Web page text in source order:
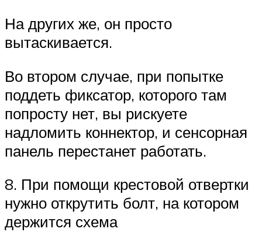
На других же, он просто
вытаскивается.
Во втором случае, при попытке
поддеть фиксатор, которого там
попросту нет, вы рискуете
надломить коннектор, и сенсорная
панель перестанет работать.
8. При помощи крестовой отвертки
нужно открутить болт, на котором
держится схема